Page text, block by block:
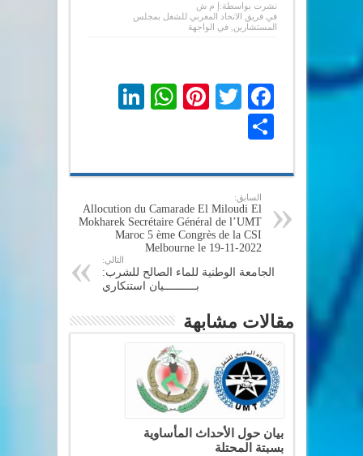
نشرت بواسطة:
إ م ش
فيفريق الاتحاد المغربي للشغل بمجلس
المستشارين ,في الواجهة
Facebook
Twitter
Pinterest
WhatsApp
السابق:
Allocution du Camarade El Miloudi El
Mokharek Secrétaire Général de l’UMT
Maroc 5 ème Congrès de la CSI
Melbourne le 19-11-2022
التالي:
الجامعة الوطنية للماء الصالح للشرب:
بــــــــــيان استنكاري
مقالات مشابهة
بيان حول الأحداث المأساوية
بسبتة المحتلة